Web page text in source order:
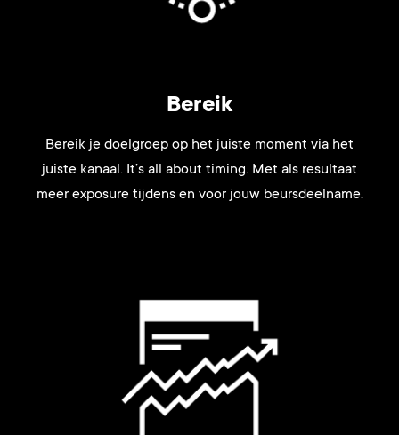
Bereik
Bereik je doelgroep op het juiste moment via het
juiste kanaal. It’s all about timing. Met als resultaat
meer exposure tijdens en voor jouw beursdeelname.